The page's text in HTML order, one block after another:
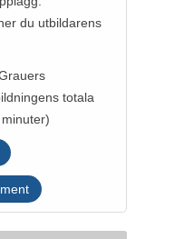
du utbildarens
totala